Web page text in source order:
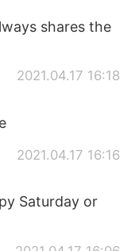
shares the
2021.04.17 16:18
2021.04.17 16:16
Saturday or